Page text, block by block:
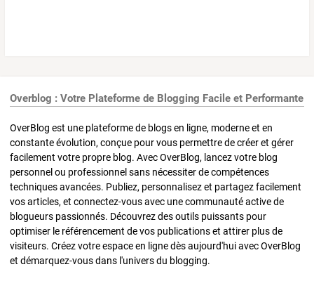
Overblog : Votre Plateforme de Blogging Facile et Performante
OverBlog est une plateforme de blogs en ligne, moderne et en
constante évolution, conçue pour vous permettre de créer et gérer
facilement votre propre blog. Avec OverBlog, lancez votre blog
personnel ou professionnel sans nécessiter de compétences
techniques avancées. Publiez, personnalisez et partagez facilement
vos articles, et connectez-vous avec une communauté active de
blogueurs passionnés. Découvrez des outils puissants pour
optimiser le référencement de vos publications et attirer plus de
visiteurs. Créez votre espace en ligne dès aujourd'hui avec OverBlog
et démarquez-vous dans l'univers du blogging.